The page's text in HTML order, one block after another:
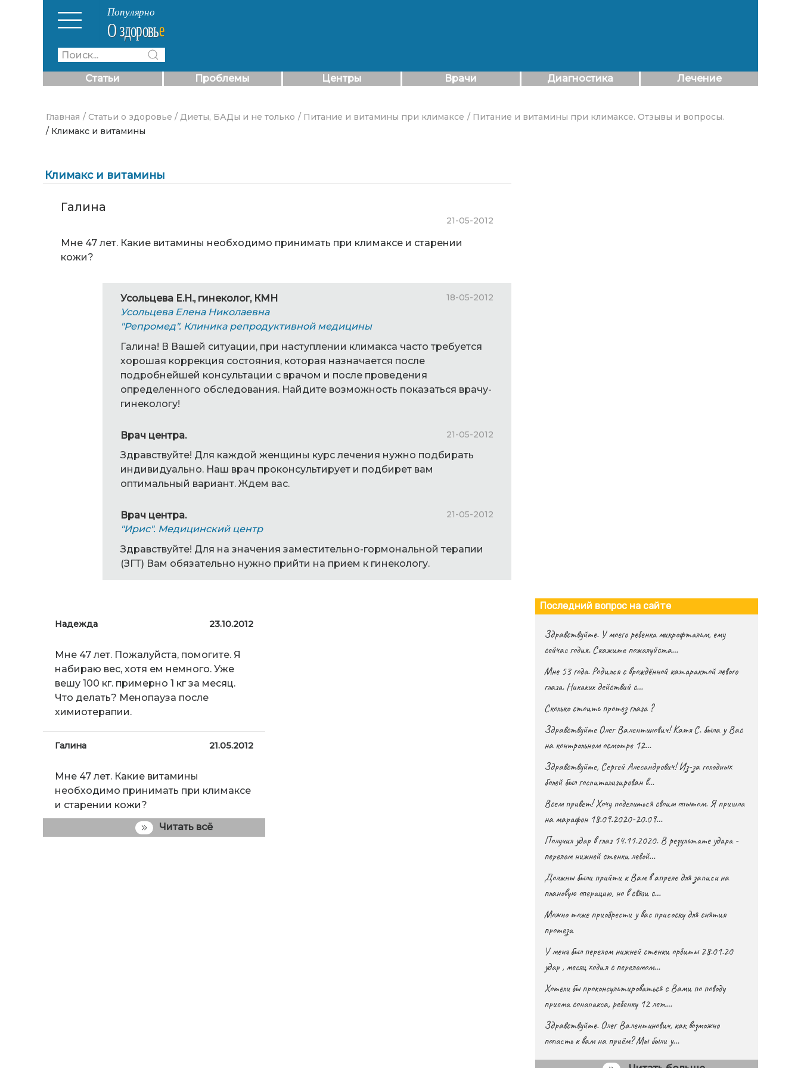
Статьи Проблемы Центры Врачи Диагностика Лечение
Главная / Статьи о здоровье / Диеты, БАДы и не только / Питание и витамины при климаксе / Питание и витамины при климаксе. Отзывы и вопросы.
/ Климакс и витамины
Климакс и витамины
Галина
21-05-2012
Мне 47 лет. Какие витамины необходимо принимать при климаксе и старении
кожи?
Усольцева Е.Н., гинеколог, КМН 18-05-2012
Усольцева Елена Николаевна
"Репромед". Клиника репродуктивной медицины
Галина! В Вашей ситуации, при наступлении климакса часто требуется
хорошая коррекция состояния, которая назначается после
подробнейшей консультации с врачом и после проведения
определенного обследования. Найдите возможность показаться врачу-
гинекологу!
Врач центра. 21-05-2012
Здравствуйте! Для каждой женщины курс лечения нужно подбирать
индивидуально. Наш врач проконсультирует и подбирет вам
оптимальный вариант. Ждем вас.
Врач центра. 21-05-2012
"Ирис". Медицинский центр
Здравствуйте! Для на значения заместительно-гормональной терапии
(ЗГТ) Вам обязательно нужно прийти на прием к гинекологу.
Надежда 23.10.2012
Мне 47 лет. Пожалуйста, помогите. Я
набираю вес, хотя ем немного. Уже
вешу 100 кг. примерно 1 кг за месяц.
Что делать? Менопауза после
химиотерапии.
Галина 21.05.2012
Мне 47 лет. Какие витамины
необходимо принимать при климаксе
и старении кожи?
Читать всё
Последний вопрос на сайте
Здравствуйте. У моего ребенка микрофтальм, ему
сейчас годик. Скажите пожалуйста…
Мне 53 года. Родился с врождённой катарактой левого
глаза. Никаких действий с…
Сколько стоить протез глаза ?
Здравствуйте Олег Валентинович! Катя С. была у Вас
на контрольном осмотре 12…
Здравствуйте, Сергей Алесандрович! Из-за голодных
болей был госпитализирован в…
Всем привет! Хочу поделиться своим опытом. Я пришла
на марафон 18.09.2020-20.09…
Получил удар в глаз 14.11.2020. В результате удара -
перелом нижней стенки левой…
Должны были прийти к Вам в апреле для записи на
плановую операцию, но в связи с…
Можно тоже приобрести у вас присоску для снятия
протеза
У меня был перелом нижней стенки орбиты 28.01.20
удар , месяц ходил с переломом…
Хотели бы проконсультироваться с Вами по поводу
приема сонапакса, ребенку 12 лет…
Здравствуйте. Олег Валентинович, как возможно
попасть к вам на приём? Мы были у…